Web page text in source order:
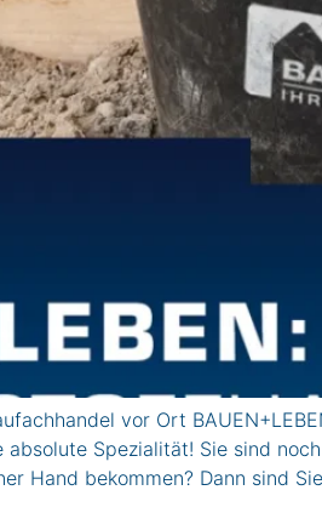
vor Ort
Spezialität! Sie sind
Hand bekommen? Dann sind